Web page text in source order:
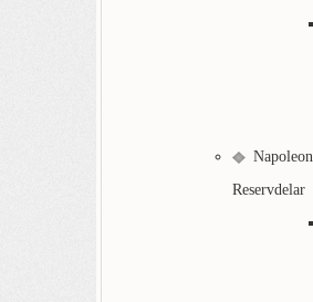
Napoleon
Reservdelar